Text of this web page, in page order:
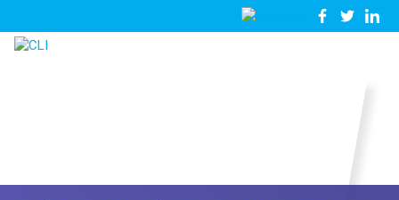
28
23
contacter